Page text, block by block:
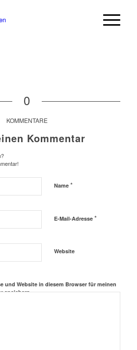
0
KOMMENTARE
Kommentar
Name *
E-Mail-Adresse *
Website
und Website in diesem Browser für meinen
speichern.